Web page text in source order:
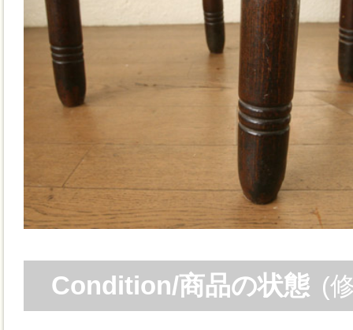
Condition/商品の状態 (